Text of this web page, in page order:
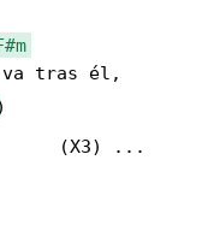
tras él,
(X3) ...